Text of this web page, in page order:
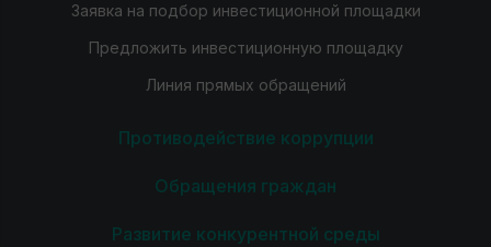
Заявка на подбор инвестиционной площадки
Предложить инвестиционную площадку
Линия прямых обращений
Противодействие коррупции
Обращения граждан
Развитие конкурентной среды